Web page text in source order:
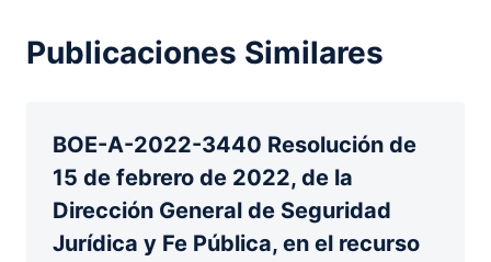
Publicaciones Similares
BOE-A-2022-3440 Resolución de
15 de febrero de 2022, de la
Dirección General de Seguridad
Jurídica y Fe Pública, en el recurso